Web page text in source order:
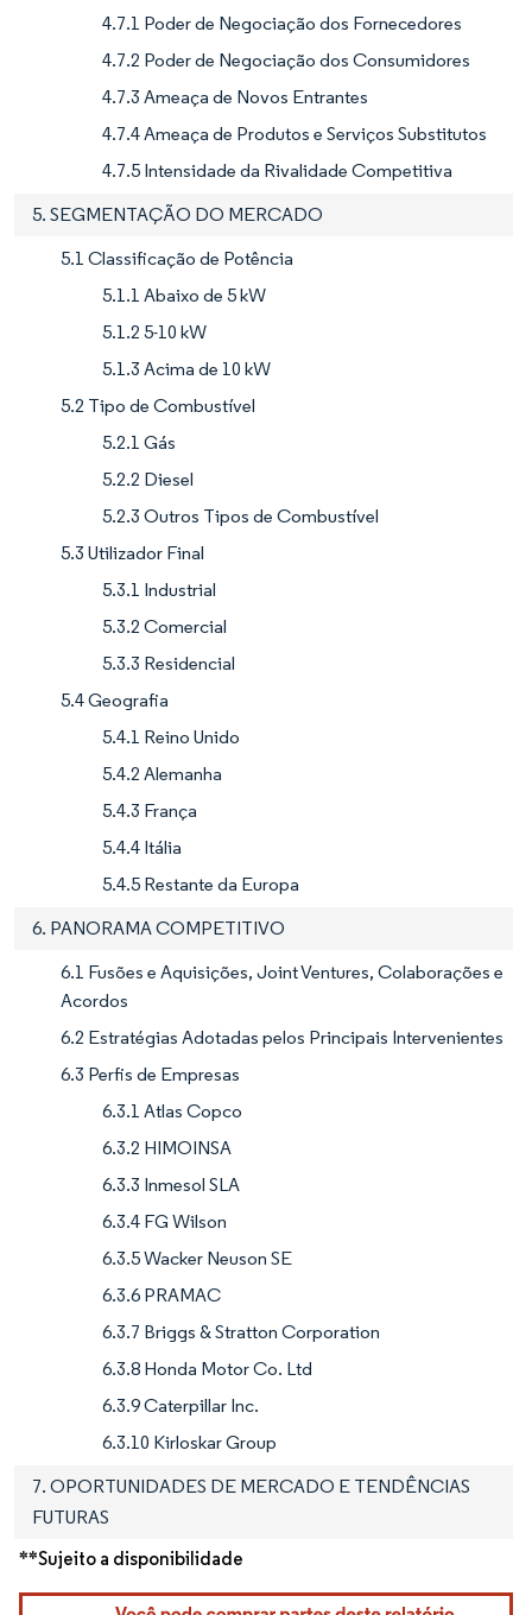
4.7.1 Poder de Negociação dos Fornecedores
4.7.2 Poder de Negociação dos Consumidores
4.7.3 Ameaça de Novos Entrantes
4.7.4 Ameaça de Produtos e Serviços Substitutos
4.7.5 Intensidade da Rivalidade Competitiva
5. SEGMENTAÇÃO DO MERCADO
5.1 Classificação de Potência
5.1.1 Abaixo de 5 kW
5.1.2 5-10 kW
5.1.3 Acima de 10 kW
5.2 Tipo de Combustível
5.2.1 Gás
5.2.2 Diesel
5.2.3 Outros Tipos de Combustível
5.3 Utilizador Final
5.3.1 Industrial
5.3.2 Comercial
5.3.3 Residencial
5.4 Geografia
5.4.1 Reino Unido
5.4.2 Alemanha
5.4.3 França
5.4.4 Itália
5.4.5 Restante da Europa
6. PANORAMA COMPETITIVO
6.1 Fusões e Aquisições, Joint Ventures, Colaborações e
Acordos
6.2 Estratégias Adotadas pelos Principais Intervenientes
6.3 Perfis de Empresas
6.3.1 Atlas Copco
6.3.2 HIMOINSA
6.3.3 Inmesol SLA
6.3.4 FG Wilson
6.3.5 Wacker Neuson SE
6.3.6 PRAMAC
6.3.7 Briggs & Stratton Corporation
6.3.8 Honda Motor Co. Ltd
6.3.9 Caterpillar Inc.
6.3.10 Kirloskar Group
7. OPORTUNIDADES DE MERCADO E TENDÊNCIAS
FUTURAS
**Sujeito a disponibilidade